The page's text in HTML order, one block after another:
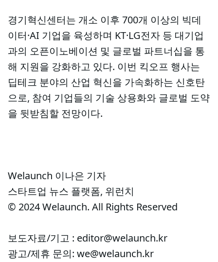
경기혁신센터는 개소 이후 700개 이상의 빅데
이터·AI 기업을 육성하며 KT·LG전자 등 대기업
과의 오픈이노베이션 및 글로벌 파트너십을 통
해 지원을 강화하고 있다. 이번 킥오프 행사는
딥테크 분야의 산업 혁신을 가속화하는 신호탄
으로, 참여 기업들의 기술 상용화와 글로벌 도약
을 뒷받침할 전망이다.
Welaunch 이나은 기자
스타트업 뉴스 플랫폼, 위런치
© 2024 Welaunch. All Rights Reserved
보도자료/기고 : editor@welaunch.kr
광고/제휴 문의: we@welaunch.kr